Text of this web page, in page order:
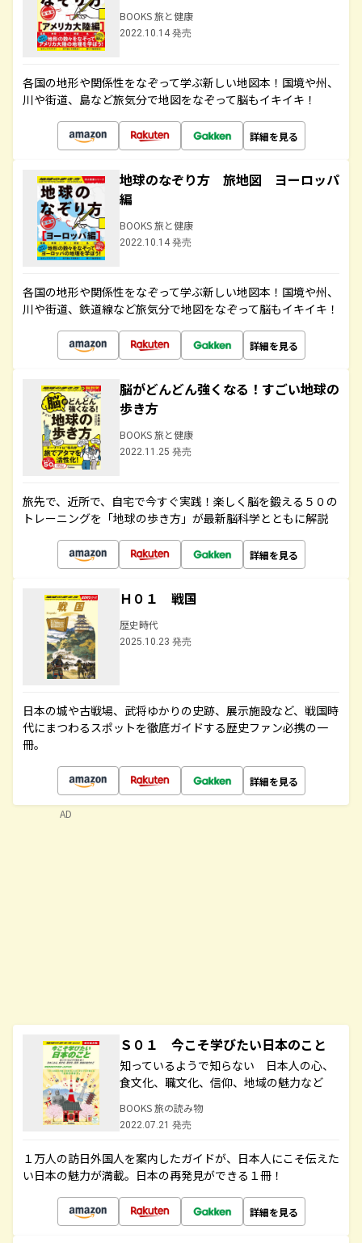
BOOKS 旅と健康
2022.10.14 発売
各国の地形や関係性をなぞって学ぶ新しい地図本！国境や州、
川や街道、島など旅気分で地図をなぞって脳もイキイキ！
詳細を見る
地球のなぞり方 旅地図 ヨーロッパ
編
BOOKS 旅と健康
2022.10.14 発売
各国の地形や関係性をなぞって学ぶ新しい地図本！国境や州、
川や街道、鉄道線など旅気分で地図をなぞって脳もイキイキ！
詳細を見る
脳がどんどん強くなる！すごい地球の
歩き方
BOOKS 旅と健康
2022.11.25 発売
旅先で、近所で、自宅で今すぐ実践！楽しく脳を鍛える５０の
トレーニングを「地球の歩き方」が最新脳科学とともに解説
詳細を見る
Ｈ０１ 戦国
歴史時代
2025.10.23 発売
日本の城や古戦場、武将ゆかりの史跡、展示施設など、戦国時
代にまつわるスポットを徹底ガイドする歴史ファン必携の一
冊。
詳細を見る
Ｓ０１ 今こそ学びたい日本のこと
知っているようで知らない 日本人の心、
食文化、職文化、信仰、地域の魅力など
BOOKS 旅の読み物
2022.07.21 発売
１万人の訪日外国人を案内したガイドが、日本人にこそ伝えた
い日本の魅力が満載。日本の再発見ができる１冊！
詳細を見る
AD